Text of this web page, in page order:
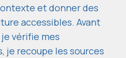
et donner des
accessibles. Avant
vérifie mes
je recoupe les sources